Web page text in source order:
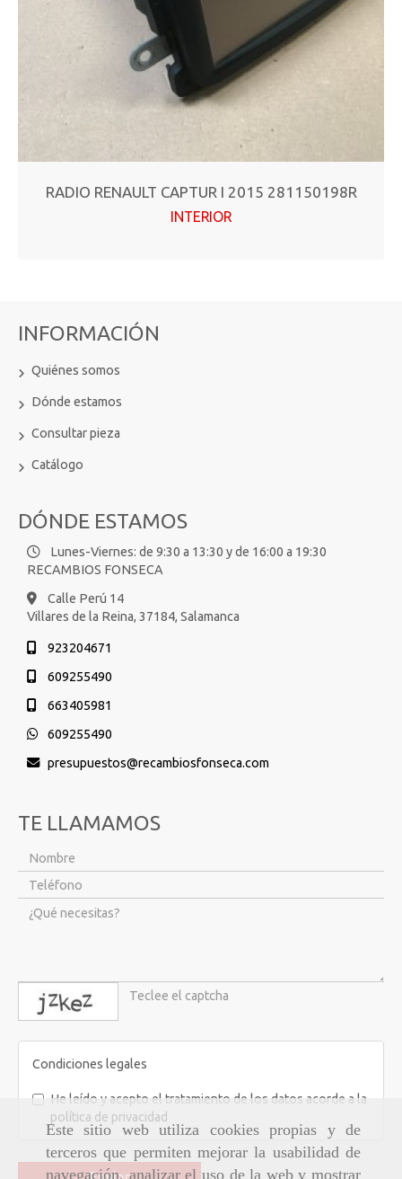
Este sitio web utiliza cookies propias y de
terceros que permiten mejorar la usabilidad de
navegación, analizar el uso de la web y mostrar
RADIO RENAULT CAPTUR I 2015 281150198R
INTERIOR
INFORMACIÓN
Quiénes somos
Dónde estamos
Consultar pieza
Catálogo
DÓNDE ESTAMOS
Lunes-Viernes: de 9:30 a 13:30 y de 16:00 a 19:30
RECAMBIOS FONSECA
Calle Perú 14
Villares de la Reina, 37184, Salamanca
923204671
609255490
663405981
609255490
presupuestos
recambiosfonseca.com
TE LLAMAMOS
captcha
Condiciones legales
He leído y acepto el tratamiento de los datos acorde a la
política de privacidad